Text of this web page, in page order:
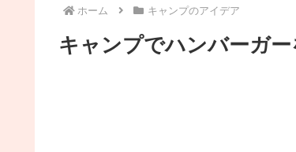
ホーム キャンプのアイデア
キャンプでハンバーガ